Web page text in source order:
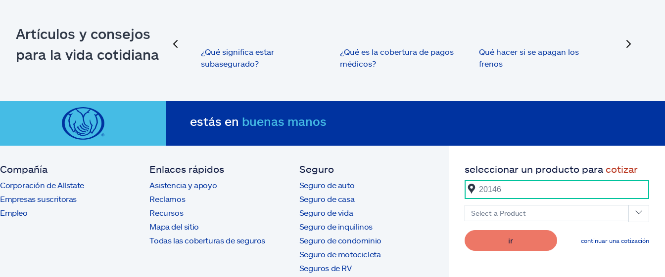
Artículos y consejos
para la vida cotidiana
¿Qué significa estar
subasegurado?
¿Qué es la cobertura de pagos
médicos?
Qué hacer si se apagan los
frenos
next
estás en buenas manos
Compañía
Corporación de Allstate
Empresas suscritoras
Empleo
Enlaces rápidos
Asistencia y apoyo
Reclamos
Recursos
Mapa del sitio
Todas las coberturas de seguros
Seguro
Seguro de auto
Seguro de casa
Seguro de vida
Seguro de inquilinos
Seguro de condominio
Seguro de motocicleta
Seguros de RV
seleccionar un producto para cotizar
Select a Product
ir continuar una cotización